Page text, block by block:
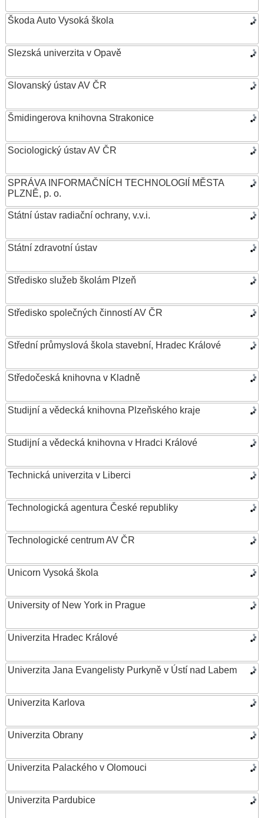
Škoda Auto Vysoká škola
Slezská univerzita v Opavě
Slovanský ústav AV ČR
Šmidingerova knihovna Strakonice
Sociologický ústav AV ČR
SPRÁVA INFORMAČNÍCH TECHNOLOGIÍ MĚSTA
PLZNĚ, p. o.
Státní ústav radiační ochrany, v.v.i.
Státní zdravotní ústav
Středisko služeb školám Plzeň
Středisko společných činností AV ČR
Střední průmyslová škola stavební, Hradec Králové
Středočeská knihovna v Kladně
Studijní a vědecká knihovna Plzeňského kraje
Studijní a vědecká knihovna v Hradci Králové
Technická univerzita v Liberci
Technologická agentura České republiky
Technologické centrum AV ČR
Unicorn Vysoká škola
University of New York in Prague
Univerzita Hradec Králové
Univerzita Jana Evangelisty Purkyně v Ústí nad Labem
Univerzita Karlova
Univerzita Obrany
Univerzita Palackého v Olomouci
Univerzita Pardubice